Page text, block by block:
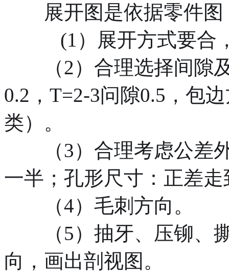
展开图是依据零件图
(1）展开方式要合
（2）合理选择间隙及
0.2，T=2-3问隙0.5，包
类）。
（3）合理考虑公差外
一半；孔形尺寸：正差
（4）毛刺方向。
（5）抽牙、压铆、撕
向，画出剖视图。